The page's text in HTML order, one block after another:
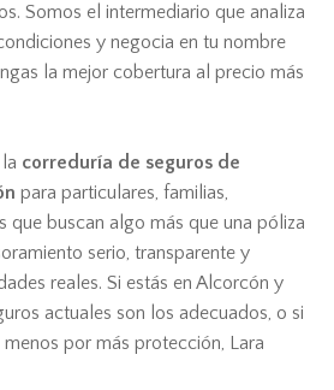
Somos el intermediario que analiza
y negocia en tu nombre
la mejor cobertura al precio más
correduría de seguros de
para particulares, familias,
que buscan algo más que una póliza
serio, transparente y
reales. Si estás en Alcorcón y
actuales son los adecuados, o si
por más protección, Lara